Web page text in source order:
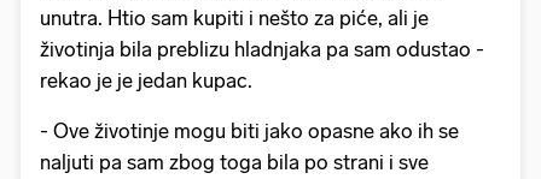
unutra. Htio sam kupiti i nešto za piće, ali je
životinja bila preblizu hladnjaka pa sam odustao -
rekao je je jedan kupac.
- Ove životinje mogu biti jako opasne ako ih se
naljuti pa sam zbog toga bila po strani i sve